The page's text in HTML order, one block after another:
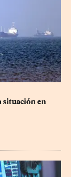
situación en